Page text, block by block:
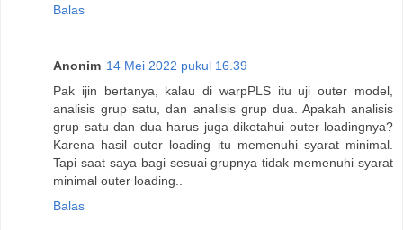
Balas
Anonim 14 Mei 2022 pukul 16.39
Pak ijin bertanya, kalau di warpPLS itu uji outer model,
analisis grup satu, dan analisis grup dua. Apakah analisis
grup satu dan dua harus juga diketahui outer loadingnya?
Karena hasil outer loading itu memenuhi syarat minimal.
Tapi saat saya bagi sesuai grupnya tidak memenuhi syarat
minimal outer loading..
Balas